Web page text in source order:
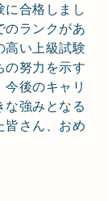
に合格しまし
のランクがあ
高い上級試験
の努力を示す
後のキャリ
な強みとなる
皆さん、おめ